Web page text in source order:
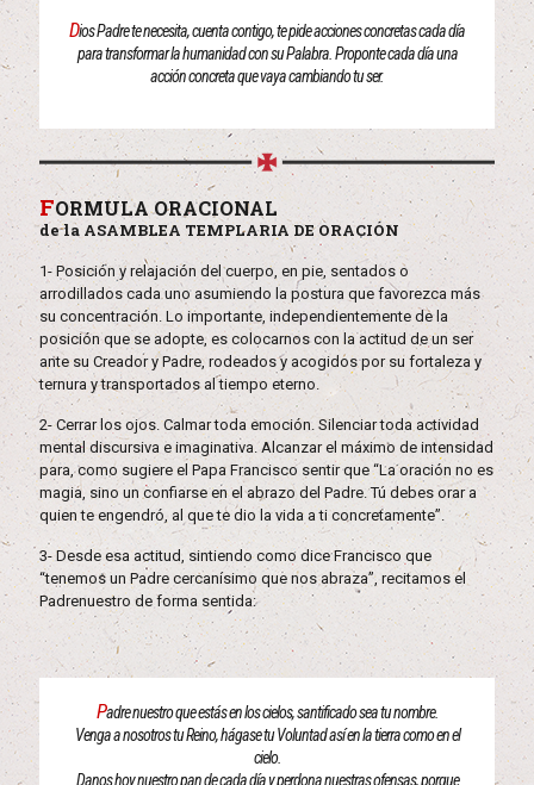
Dios Padre te necesita, cuenta contigo, te pide acciones concretas cada día
para transformar la humanidad con su Palabra. Proponte cada día una
acción concreta que vaya cambiando tu ser.
FORMULA ORACIONAL
de la ASAMBLEA TEMPLARIA DE ORACIÓN
1- Posición y relajación del cuerpo, en pie, sentados o
arrodillados cada uno asumiendo la postura que favorezca más
su concentración. Lo importante, independientemente de la
posición que se adopte, es colocarnos con la actitud de un ser
ante su Creador y Padre, rodeados y acogidos por su fortaleza y
ternura y transportados al tiempo eterno.
2- Cerrar los ojos. Calmar toda emoción. Silenciar toda actividad
mental discursiva e imaginativa. Alcanzar el máximo de intensidad
para, como sugiere el Papa Francisco sentir que “La oración no es
magia, sino un confiarse en el abrazo del Padre. Tú debes orar a
quien te engendró, al que te dio la vida a ti concretamente”.
3- Desde esa actitud, sintiendo como dice Francisco que
“tenemos un Padre cercanísimo que nos abraza”, recitamos el
Padrenuestro de forma sentida:
Padre nuestro que estás en los cielos, santificado sea tu nombre.
Venga a nosotros tu Reino, hágase tu Voluntad así en la tierra como en el
cielo.
Danos hoy nuestro pan de cada día y perdona nuestras ofensas, porque